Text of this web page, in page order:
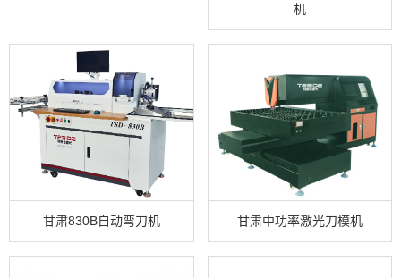
机
甘肃830B自动弯刀机 甘肃中功率激光刀模机